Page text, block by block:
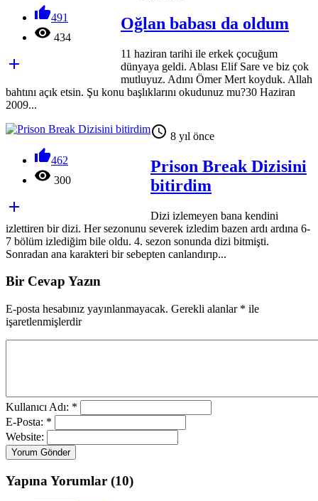
491
 434

Oğlan babası da oldum
11 haziran tarihi ile erkek çocuğum
dünyaya geldi. Ablası Elif Sare ve biz çok
mutluyuz. Adını Ömer Mert koyduk. Allah
bahtını açık etsin. Şu konu başlıklarını okudunuz mu?30 Haziran
2009...
462
 300

 8 yıl önce
Prison Break Dizisini
bitirdim
Dizi izlemeyen bana kendini
izlettiren bir dizi. Her sezonunu severek izledim bazen ardı ardına 6-
7 bölüm izlediğim bile oldu. 4. sezon sonunda dizi bitmişti.
Sonradan ana karakteri bir sebepten canlandırıp...
Bir Cevap Yazın
E-posta hesabınız yayınlanmayacak. Gerekli alanlar * ile
işaretlenmişlerdir
Kullanıcı Adı: *
E-Posta: *
Website:
Yorum Gönder
Yapına Yorumlar (10)